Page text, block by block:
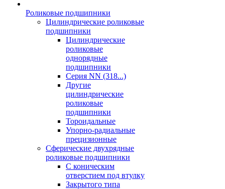
Роликовые подшипники
Цилиндрические роликовые
подшипники
Цилиндрические
роликовые
однорядные
подшипники
Серия NN (318...)
Другие
цилиндрические
роликовые
подшипники
Тороидальные
Упорно-радиальные
прецизионные
Сферические двухрядные
роликовые подшипники
С коническим
отверстием под втулку
Закрытого типа